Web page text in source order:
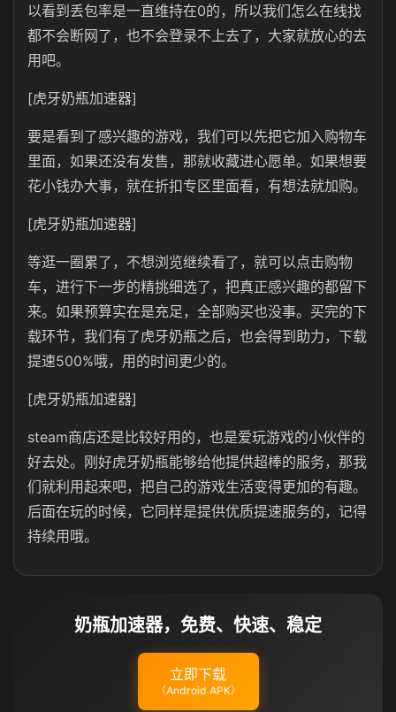
以看到丢包率是一直维持在0的，所以我们怎么在线找
都不会断网了，也不会登录不上去了，大家就放心的去
用吧。
[虎牙奶瓶加速器]
要是看到了感兴趣的游戏，我们可以先把它加入购物车
里面，如果还没有发售，那就收藏进心愿单。如果想要
花小钱办大事，就在折扣专区里面看，有想法就加购。
[虎牙奶瓶加速器]
等逛一圈累了，不想浏览继续看了，就可以点击购物
车，进行下一步的精挑细选了，把真正感兴趣的都留下
来。如果预算实在是充足，全部购买也没事。买完的下
载环节，我们有了虎牙奶瓶之后，也会得到助力，下载
提速500%哦，用的时间更少的。
[虎牙奶瓶加速器]
steam商店还是比较好用的，也是爱玩游戏的小伙伴的
好去处。刚好虎牙奶瓶能够给他提供超棒的服务，那我
们就利用起来吧，把自己的游戏生活变得更加的有趣。
后面在玩的时候，它同样是提供优质提速服务的，记得
持续用哦。
奶瓶加速器，免费、快速、稳定
立即下载
（Android APK）